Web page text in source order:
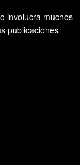
involucra muchos
publicaciones